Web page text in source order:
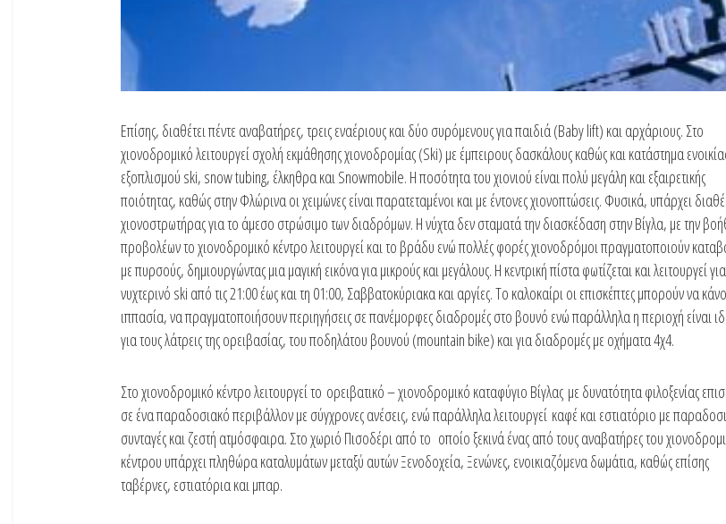
Επίσης, διαθέτει πέντε αναβατήρες, τρεις εναέριους και δύο συρόμενους για παιδιά (Baby lift) και αρχάριους. Στο
χιονοδρομικό λειτουργεί σχολή εκμάθησης χιονοδρομίας (Ski) με έμπειρους δασκάλους καθώς και κατάστημα
εξοπλισμού ski, snow tubing, έλκηθρα και Snowmobile. Η ποσότητα του χιονιού είναι πολύ μεγάλη και εξαιρετικής
ποιότητας, καθώς στην Φλώρινα οι χειμώνες είναι παρατεταμένοι και με έντονες χιονοπτώσεις. Φυσικά, υπάρχει
χιονοστρωτήρας για το άμεσο στρώσιμο των διαδρόμων. Η νύχτα δεν σταματά την διασκέδαση στην Bίγλα, με την
προβολέων το χιονοδρομικό κέντρο λειτουργεί και το βράδυ ενώ πολλές φορές χιονοδρόμοι πραγματοποιούν
με πυρσούς, δημιουργώντας μια μαγική εικόνα για μικρούς και μεγάλους. Η κεντρική πίστα φωτίζεται και λειτουργεί για
νυχτερινό ski από τις 21:00 έως και τη 01:00, Σαββατοκύριακα και αργίες. Το καλοκαίρι οι επισκέπτες μπορούν να
ιππασία, να πραγματοποιήσουν περιηγήσεις σε πανέμορφες διαδρομές στο βουνό ενώ παράλληλα η περιοχή είναι
για τους λάτρεις της ορειβασίας, του ποδηλάτου βουνού (mountain bike) και για διαδρομές με οχήματα 4χ4.
Στο χιονοδρομικό κέντρο λειτουργεί το ορειβατικό – χιονοδρομικό καταφύγιο Βίγλας με δυνατότητα φιλοξενίας
σε ένα παραδοσιακό περιβάλλον με σύγχρονες ανέσεις, ενώ παράλληλα λειτουργεί καφέ και εστιατόριο με
συνταγές και ζεστή ατμόσφαιρα. Στο χωριό Πισοδέρι από το οποίο ξεκινά ένας από τους αναβατήρες του
κέντρου υπάρχει πληθώρα καταλυμάτων μεταξύ αυτών Ξενοδοχεία, Ξενώνες, ενοικιαζόμενα δωμάτια, καθώς επίσης
ταβέρνες, εστιατόρια και μπαρ.